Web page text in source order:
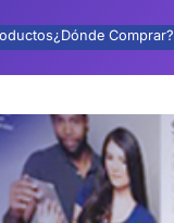
¿Dónde Comprar?